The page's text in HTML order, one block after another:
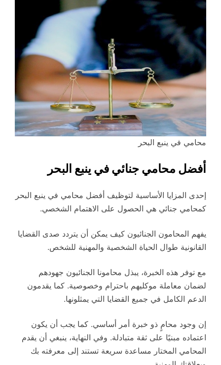
محامي في ينبع البحر
أفضل محامي جنائي في ينبع البحر
إحدى المزايا الأساسية لتوظيف أفضل محامي في ينبع البحر
كمحامي جنائي هي الحصول على الاهتمام الشخصي.
يفهم المحامون الجنائيون كيف يمكن أن يتردد صدى القضايا
القانونية طوال الحياة الشخصية والمهنية للشخص.
مع توفر هذه الخبرة، يبذل محامونا الجنائيون جهودهم
لضمان معاملة موكليهم باحترام وخصوصية. كما يقدمون
الدعم الكامل في جميع القضايا التي يمثلونها.
إن وجود محامٍ ذو خبرة أمر أساسي. كما يجب أن يكون
اعتماده مبنيًا على ثقة متبادلة. وفي النهاية، ينبغي أن يقدم
المحامي المختار مساعدة سريعة تستند إلى معرفته بك